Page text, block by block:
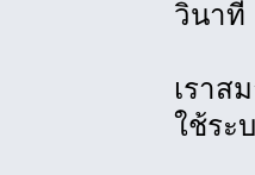
วินาที
เราส
ใช้ระ